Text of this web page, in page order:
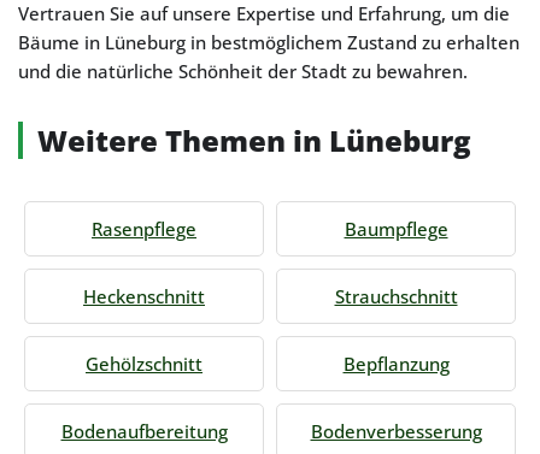
Vertrauen Sie auf unsere Expertise und Erfahrung, um die
Bäume in Lüneburg in bestmöglichem Zustand zu erhalten
und die natürliche Schönheit der Stadt zu bewahren.
Weitere Themen in Lüneburg
Rasenpflege Baumpflege
Heckenschnitt Strauchschnitt
Gehölzschnitt Bepflanzung
Bodenaufbereitung Bodenverbesserung